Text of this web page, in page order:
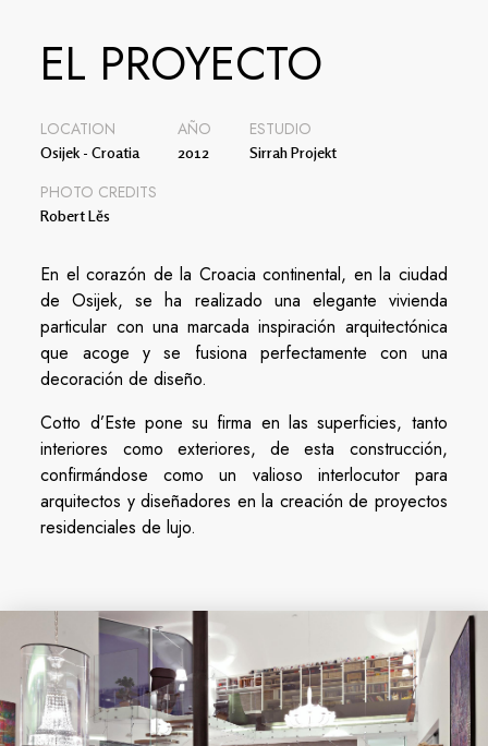
EL PROYECTO
LOCATION
Osijek - Croatia
AÑO
2012
ESTUDIO
Sirrah Projekt
PHOTO CREDITS
Robert Lĕs
En el corazón de la Croacia continental, en la ciudad
de Osijek, se ha realizado una elegante vivienda
particular con una marcada inspiración arquitectónica
que acoge y se fusiona perfectamente con una
decoración de diseño.
Cotto d’Este pone su firma en las superficies, tanto
interiores como exteriores, de esta construcción,
confirmándose como un valioso interlocutor para
arquitectos y diseñadores en la creación de proyectos
residenciales de lujo.